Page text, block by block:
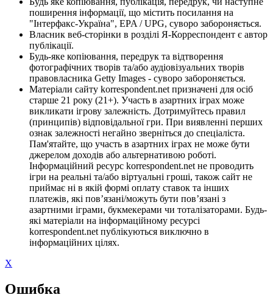
поширення інформації, що містить посилання на
"Інтерфакс-Україна", EPA / UPG, суворо забороняється.
Власник веб-сторінки в розділі Я-Корреспондент є автор
публікації.
Будь-яке копіювання, передрук та відтворення
фотографічних творів та/або аудіовізуальних творів
правовласника Getty Images - суворо забороняється.
Матеріали сайту korrespondent.net призначені для осіб
старше 21 року (21+). Участь в азартних іграх може
викликати ігрову залежність. Дотримуйтесь правил
(принципів) відповідальної гри. При виявленні перших
ознак залежності негайно зверніться до спеціаліста.
Пам'ятайте, що участь в азартних іграх не може бути
джерелом доходів або альтернативою роботі.
Інформаційний ресурс korrespondent.net не проводить
ігри на реальні та/або віртуальні гроші, також сайт не
приймає ні в якій формі оплату ставок та інших
платежів, які пов’язані/можуть бути пов’язані з
азартними іграми, букмекерами чи тоталізаторами. Будь-
які матеріали на інформаційному ресурсі
korrespondent.net публікуються виключно в
інформаційних цілях.
X
Ошибка